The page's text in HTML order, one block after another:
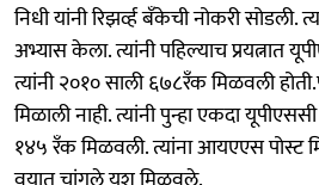
निधी यांनी रिझर्व्ह बँकेची नोकरी सोडली.
अभ्यास केला. त्यांनी पहिल्याच प्रयत्नात
त्यांनी २०१० साली ६७८रँक मिळवली
मिळाली नाही. त्यांनी पुन्हा एकदा यूपीएससी
१४५ रँक मिळवली. त्यांना आयएएस पोस्ट